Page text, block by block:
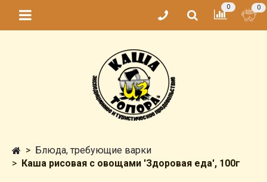
0 0
Блюда, требующие варки
Каша рисовая с овощами 'Здоровая еда', 100г